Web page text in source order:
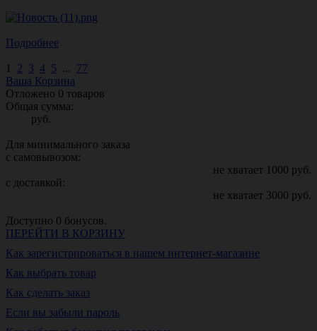
Подробнее
1 2 3 4 5 ... 77
Ваша Корзина
Отложено 0 товаров
Общая сумма:
руб.
Для минимального заказа
с самовывозом:
не хватает 1000 руб.
с доставкой:
не хватает 3000 руб.
Доступно 0 бонусов.
ПЕРЕЙТИ В КОРЗИНУ
Как зарегистрироваться в нашем интернет-магазине
Как выбрать товар
Как сделать заказ
Если вы забыли пароль